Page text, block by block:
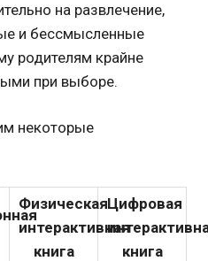
на развлечение,
и бессмысленные
родителям крайне
при выборе.
некоторые
Физическая
интерактивная
книга
Цифровая
книга